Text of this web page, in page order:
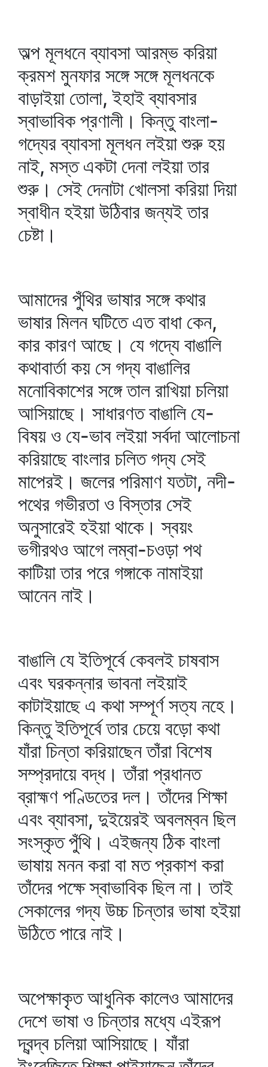
অল্প মূলধনে ব্যাবসা আরম্ভ করিয়া
ক্রমশ মুনফার সঙ্গে সঙ্গে মূলধনকে
বাড়াইয়া তোলা, ইহাই ব্যাবসার
স্বাভাবিক প্রণালী। কিন্তু বাংলা-
গদ্যের ব্যাবসা মূলধন লইয়া শুরু হয়
নাই, মস্ত একটা দেনা লইয়া তার
শুরু। সেই দেনাটা খোলসা করিয়া দিয়া
স্বাধীন হইয়া উঠিবার জন্যই তার
চেষ্টা।
আমাদের পুঁথির ভাষার সঙ্গে কথার
ভাষার মিলন ঘটিতে এত বাধা কেন,
কার কারণ আছে। যে গদ্যে বাঙালি
কথাবার্তা কয় সে গদ্য বাঙালির
মনোবিকাশের সঙ্গে তাল রাখিয়া চলিয়া
আসিয়াছে। সাধারণত বাঙালি যে-
বিষয় ও যে-ভাব লইয়া সর্বদা আলোচনা
করিয়াছে বাংলার চলিত গদ্য সেই
মাপেরই। জলের পরিমাণ যতটা, নদী-
পথের গভীরতা ও বিস্তার সেই
অনুসারেই হইয়া থাকে। স্বয়ং
ভগীরথও আগে লম্বা-চওড়া পথ
কাটিয়া তার পরে গঙ্গাকে নামাইয়া
আনেন নাই।
বাঙালি যে ইতিপূর্বে কেবলই চাষবাস
এবং ঘরকন্নার ভাবনা লইয়াই
কাটাইয়াছে এ কথা সম্পূর্ণ সত্য নহে।
কিন্তু ইতিপূর্বে তার চেয়ে বড়ো কথা
যাঁরা চিন্তা করিয়াছেন তাঁরা বিশেষ
সম্প্রদায়ে বদ্ধ। তাঁরা প্রধানত
ব্রাহ্মণ পণ্ডিতের দল। তাঁদের শিক্ষা
এবং ব্যাবসা, দুইয়েরই অবলম্বন ছিল
সংস্কৃত পুঁথি। এইজন্য ঠিক বাংলা
ভাষায় মনন করা বা মত প্রকাশ করা
তাঁদের পক্ষে স্বাভাবিক ছিল না। তাই
সেকালের গদ্য উচ্চ চিন্তার ভাষা হইয়া
উঠিতে পারে নাই।
অপেক্ষাকৃত আধুনিক কালেও আমাদের
দেশে ভাষা ও চিন্তার মধ্যে এইরূপ
দ্বন্দ্ব চলিয়া আসিয়াছে। যাঁরা